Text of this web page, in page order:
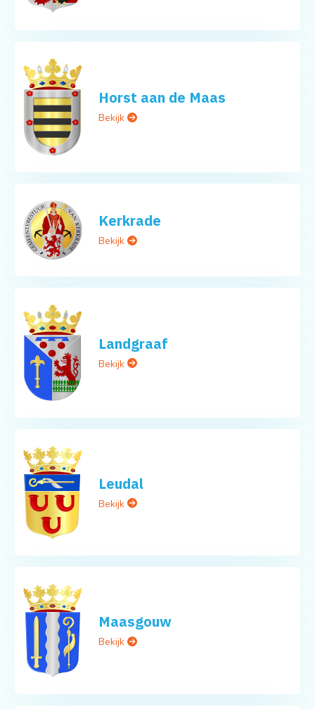
Horst aan de Maas
Bekijk
Kerkrade
Bekijk
Landgraaf
Bekijk
Leudal
Bekijk
Maasgouw
Bekijk